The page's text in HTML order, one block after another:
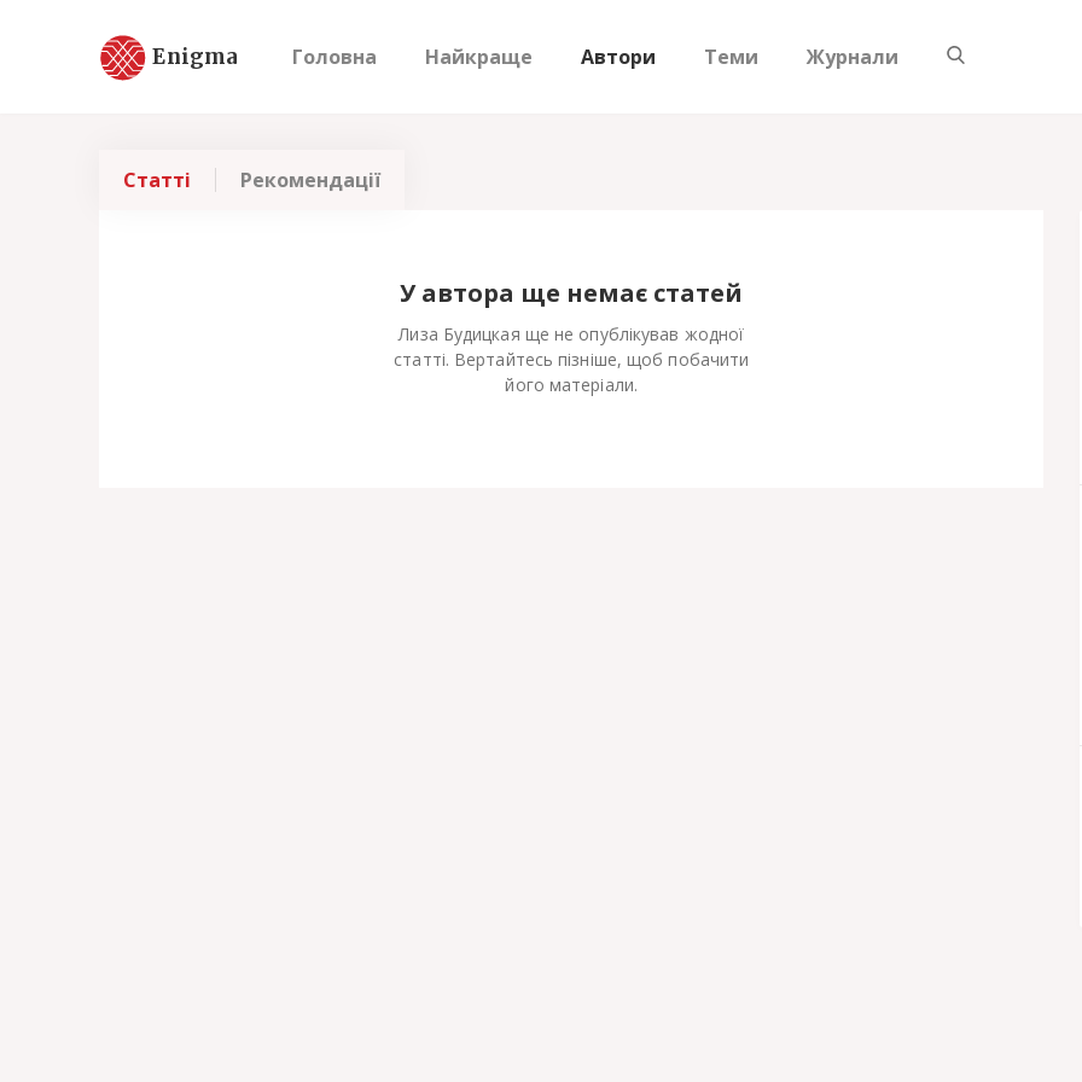
Enigma Головна Найкраще Автори Теми Журнали
Статті Рекомендації
У автора ще немає статей
Лиза Будицкая ще не опублікував жодної
статті. Вертайтесь пізніше, щоб побачити
його матеріали.